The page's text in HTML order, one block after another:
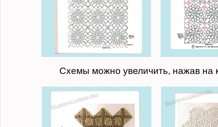
Схемы можно увеличить, нажав на